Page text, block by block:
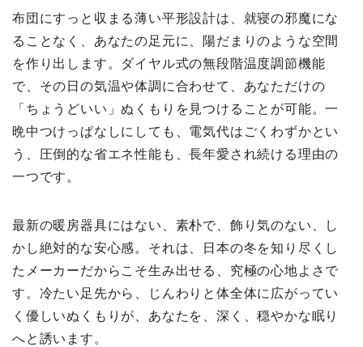
布団にすっと収まる薄い平形設計は、就寝の邪魔にな
ることなく、あなたの足元に、陽だまりのような空間
を作り出します。ダイヤル式の無段階温度調節機能
で、その日の気温や体調に合わせて、あなただけの
「ちょうどいい」ぬくもりを見つけることが可能。一
晩中つけっぱなしにしても、電気代はごくわずかとい
う、圧倒的な省エネ性能も、長年愛され続ける理由の
一つです。
最新の暖房器具にはない、素朴で、飾り気のない、し
かし絶対的な安心感。それは、日本の冬を知り尽くし
たメーカーだからこそ生み出せる、究極の心地よさで
す。冷たい足先から、じんわりと体全体に広がってい
く優しいぬくもりが、あなたを、深く、穏やかな眠り
へと誘います。